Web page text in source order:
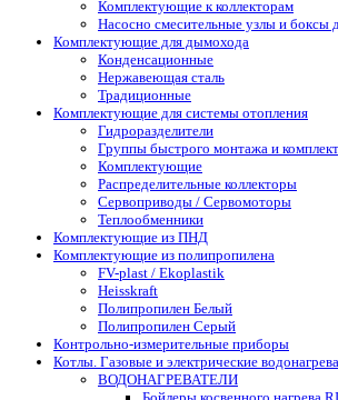
Комплектующие к коллекторам
Насосно смесительные узлы и боксы
Комплектующие для дымохода
Конденсационные
Нержавеющая сталь
Традиционные
Комплектующие для системы отопления
Гидроразделители
Группы быстрого монтажа и
Комплектующие
Распределительные коллекторы
Сервоприводы / Сервомоторы
Теплообменники
Комплектующие из ПНД
Комплектующие из полипропилена
FV-plast / Ekoplastik
Heisskraft
Полипропилен Белый
Полипропилен Серый
Контрольно-измерительные приборы
Котлы. Газовые и электрические
ВОДОНАГРЕВАТЕЛИ